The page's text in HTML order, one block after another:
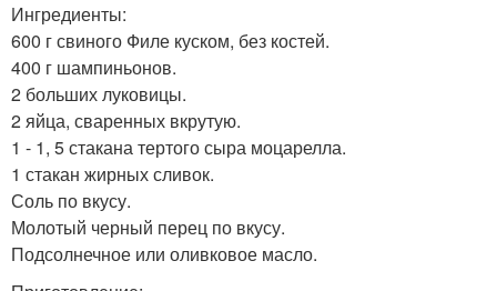
Ингредиенты:
600 г свиного Филе куском, без костей.
400 г шампиньонов.
2 больших луковицы.
2 яйца, сваренных вкрутую.
1 - 1, 5 стакана тертого сыра моцарелла.
1 стакан жирных сливок.
Соль по вкусу.
Молотый черный перец по вкусу.
Подсолнечное или оливковое масло.